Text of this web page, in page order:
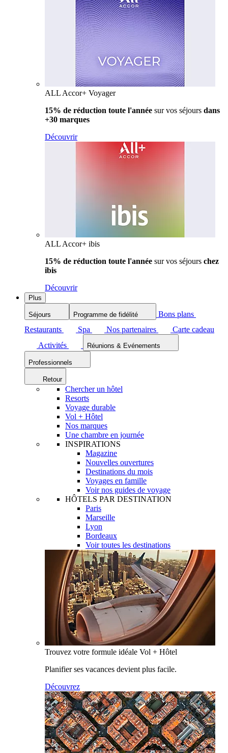
ALL Accor+ Voyager
15% de réduction toute l'année sur vos séjours dans
+30 marques
Découvrir
ALL Accor+ ibis
15% de réduction toute l'année sur vos séjours chez
ibis
Découvrir
Plus
Séjours Programme de fidélité
Bons plans
Restaurants
Spa Nos partenaires
Carte cadeau
Activités
Réunions & Evénements
Professionnels
Retour
Chercher un hôtel
Resorts
Voyage durable
Vol + Hôtel
Nos marques
Une chambre en journée
INSPIRATIONS
Magazine
Nouvelles ouvertures
Destinations du mois
Voyages en famille
Voir nos guides de voyage
HÔTELS PAR DESTINATION
Paris
Marseille
Lyon
Bordeaux
Voir toutes les destinations
Trouvez votre formule idéale Vol + Hôtel
Planifier ses vacances devient plus facile.
Découvrez